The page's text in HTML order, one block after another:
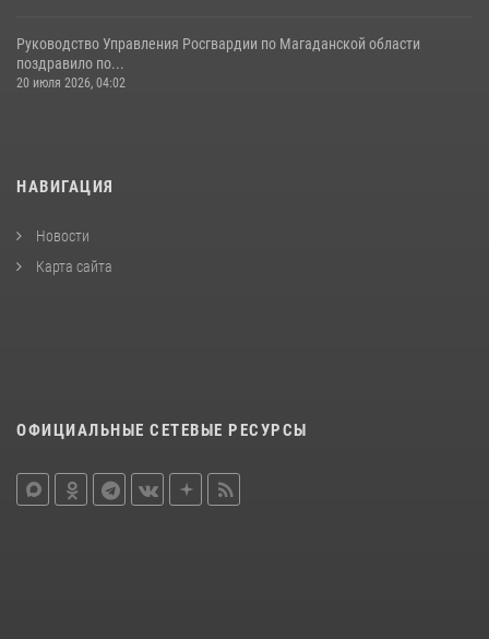
Руководство Управления Росгвардии по Магаданской области
поздравило по...
20 июля 2026, 04:02
НАВИГАЦИЯ
Новости
Карта сайта
ОФИЦИАЛЬНЫЕ СЕТЕВЫЕ РЕСУРСЫ